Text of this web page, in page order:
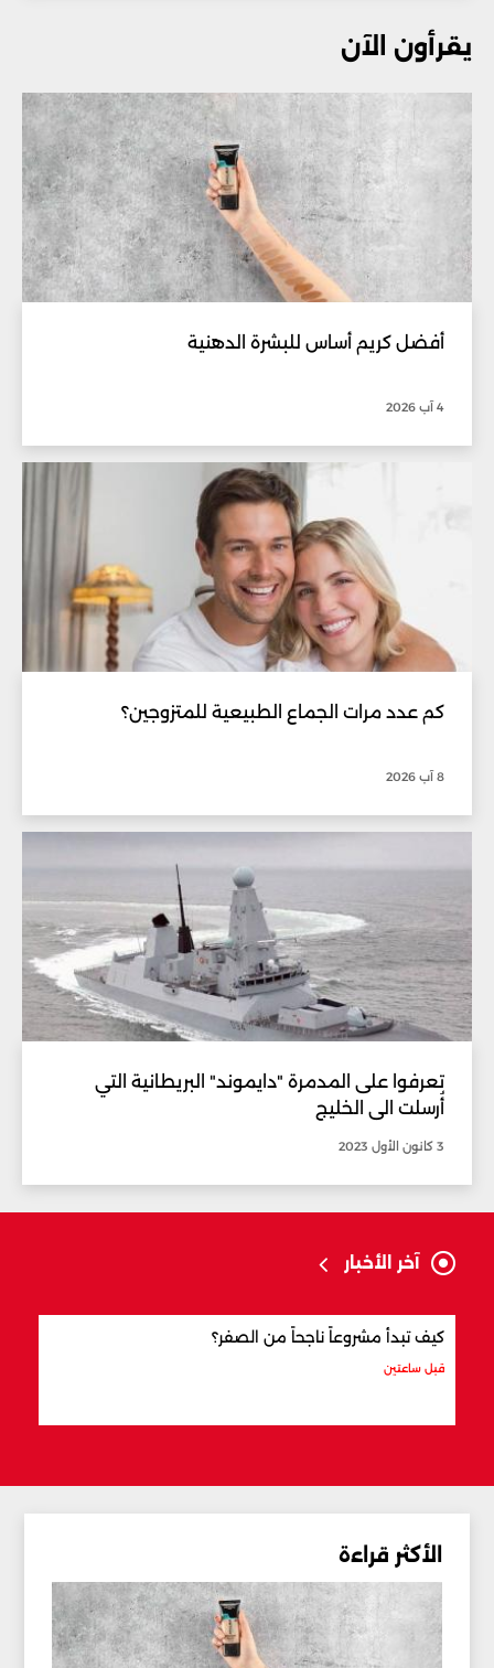
يقرأون الآن
أفضل كريم أساس للبشرة الدهنية
4 آب 2026
كم عدد مرات الجماع الطبيعية للمتزوجين؟
8 آب 2026
تعرفوا على المدمرة "دايموند" البريطانية التي
أُرسلت الى الخليج
3 كانون الأول 2023
آخر الأخبار
كيف تبدأ مشروعاً ناجحاً من الصفر؟
قبل ساعتين
الأكثر قراءة